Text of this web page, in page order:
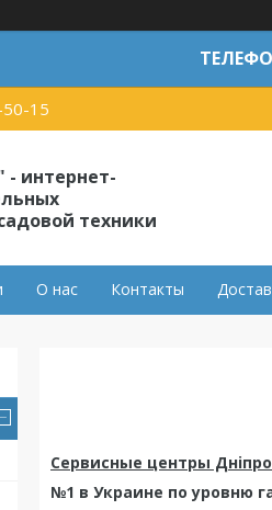
15
- интернет-
техники
О нас Контакты
Сервисные центры
№1 в Украине по уровню